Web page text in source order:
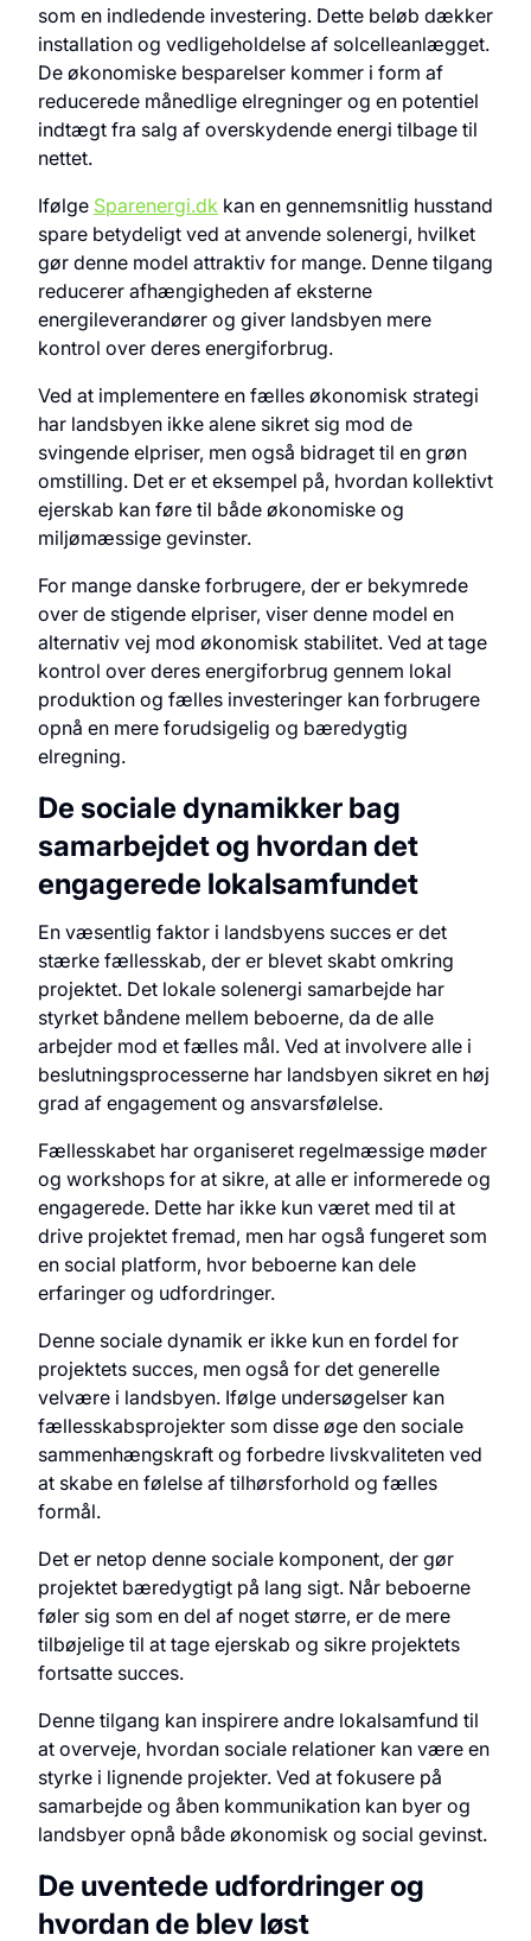
som en indledende investering. Dette beløb dækker
installation og vedligeholdelse af solcelleanlægget.
De økonomiske besparelser kommer i form af
reducerede månedlige elregninger og en potentiel
indtægt fra salg af overskydende energi tilbage til
nettet.
Ifølge Sparenergi.dk kan en gennemsnitlig husstand
spare betydeligt ved at anvende solenergi, hvilket
gør denne model attraktiv for mange. Denne tilgang
reducerer afhængigheden af eksterne
energileverandører og giver landsbyen mere
kontrol over deres energiforbrug.
Ved at implementere en fælles økonomisk strategi
har landsbyen ikke alene sikret sig mod de
svingende elpriser, men også bidraget til en grøn
omstilling. Det er et eksempel på, hvordan kollektivt
ejerskab kan føre til både økonomiske og
miljømæssige gevinster.
For mange danske forbrugere, der er bekymrede
over de stigende elpriser, viser denne model en
alternativ vej mod økonomisk stabilitet. Ved at tage
kontrol over deres energiforbrug gennem lokal
produktion og fælles investeringer kan forbrugere
opnå en mere forudsigelig og bæredygtig
elregning.
De sociale dynamikker bag
samarbejdet og hvordan det
engagerede lokalsamfundet
En væsentlig faktor i landsbyens succes er det
stærke fællesskab, der er blevet skabt omkring
projektet. Det lokale solenergi samarbejde har
styrket båndene mellem beboerne, da de alle
arbejder mod et fælles mål. Ved at involvere alle i
beslutningsprocesserne har landsbyen sikret en høj
grad af engagement og ansvarsfølelse.
Fællesskabet har organiseret regelmæssige møder
og workshops for at sikre, at alle er informerede og
engagerede. Dette har ikke kun været med til at
drive projektet fremad, men har også fungeret som
en social platform, hvor beboerne kan dele
erfaringer og udfordringer.
Denne sociale dynamik er ikke kun en fordel for
projektets succes, men også for det generelle
velvære i landsbyen. Ifølge undersøgelser kan
fællesskabsprojekter som disse øge den sociale
sammenhængskraft og forbedre livskvaliteten ved
at skabe en følelse af tilhørsforhold og fælles
formål.
Det er netop denne sociale komponent, der gør
projektet bæredygtigt på lang sigt. Når beboerne
føler sig som en del af noget større, er de mere
tilbøjelige til at tage ejerskab og sikre projektets
fortsatte succes.
Denne tilgang kan inspirere andre lokalsamfund til
at overveje, hvordan sociale relationer kan være en
styrke i lignende projekter. Ved at fokusere på
samarbejde og åben kommunikation kan byer og
landsbyer opnå både økonomisk og social gevinst.
De uventede udfordringer og
hvordan de blev løst